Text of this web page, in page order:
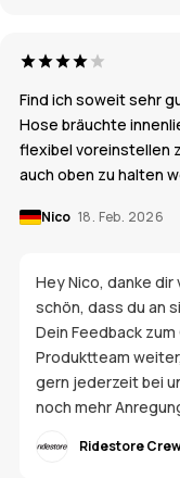
Find ich soweit sehr
Hose bräuchte
flexibel voreinstellen
auch oben zu halten
Nico 18. Feb. 2026
Hey Nico, danke
schön, dass du an
Dein Feedback
Produktteam
gern jederzeit bei
noch mehr
Ridestore